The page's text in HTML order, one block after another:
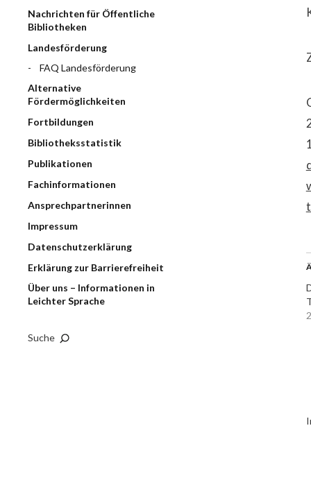
Nachrichten für Öffentliche
Bibliotheken
Landesförderung
FAQ Landesförderung
Alternative
Fördermöglichkeiten
Fortbildungen
Bibliotheksstatistik
Publikationen
Fachinformationen
Ansprechpartnerinnen
Impressum
Datenschutzerklärung
Erklärung zur Barrierefreiheit
Über uns – Informationen in
Leichter Sprache
Suche